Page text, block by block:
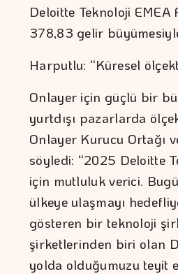
Deloitte Teknoloji
378,83 gelir
Harputlu: “Küresel
Onlayer için güçlü bir
yurtdışı pazarlarda
Onlayer Kurucu Ortağı
söyledi: “2025 Deloitte
için mutluluk verici.
ülkeye ulaşmayı
gösteren bir teknoloji
şirketlerinden biri olan
yolda olduğumuzu teyit